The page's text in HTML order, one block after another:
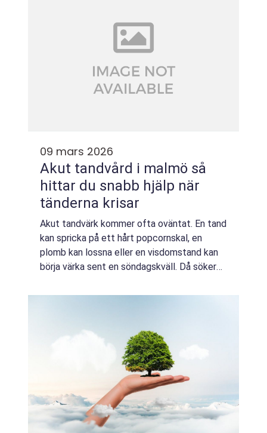
09 mars 2026
Akut tandvård i malmö så
hittar du snabb hjälp när
tänderna krisar
Akut tandvärk kommer ofta oväntat. En tand
kan spricka på ett hårt popcornskal, en
plomb kan lossna eller en visdomstand kan
börja värka sent en söndagskväll. Då söker
hoppas hitta någon som kan ta emot samma